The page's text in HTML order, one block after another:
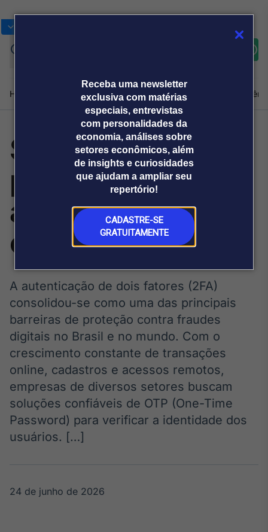
Receba uma newsletter
exclusiva com matérias
especiais, entrevistas
com personalidades da
economia, análises sobre
setores econômicos, além
de insights e curiosidades
que ajudam a ampliar seu
repertório!
CADASTRE-SE
GRATUITAMENTE
Home Produtos e soluçõesNotíciasBlogWeekend
Plataformas
Broadcast
Broadcast+
O mercado
financeiro em
tempo real
Broadcast
Agro
Tudo sobre o
agronegócio
Broadcast
Político
Os bastidores da
política em
tempo real
Sobre nós Releases Broadcast
Prêmio Broadcast
Analistas
Prêmio Broadcast
Empresas
Agências de
comunicação
Releases
SMS Barato lança
plataforma de
autenticação 2FA
com WhatsApp
A autenticação de dois fatores (2FA)
consolidou-se como uma das principais
barreiras de proteção contra fraudes
digitais no Brasil e no mundo. Com o
crescimento constante de transações
online, cadastros e acessos remotos,
empresas de diversos setores buscam
soluções confiáveis de OTP (One-Time
Password) para verificar a identidade dos
usuários. […]
24 de junho de 2026